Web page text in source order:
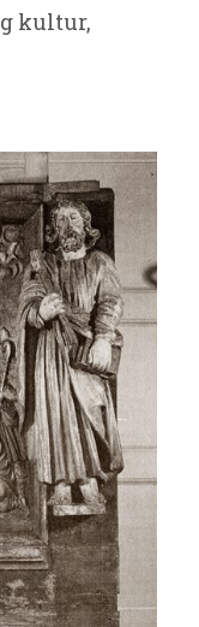
kultur,